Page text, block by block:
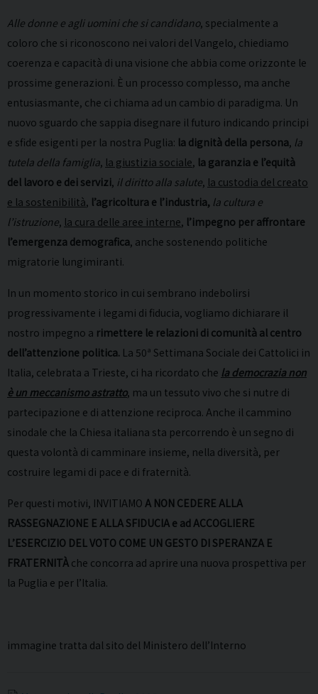
Alle donne e agli uomini che si candidano, specialmente a
coloro che si riconoscono nei valori del Vangelo, chiediamo
coerenza e capacità di una visione che abbia come orizzonte le
prossime generazioni. È un processo complesso, ma anche
entusiasmante, che ci chiama ad un cambio di paradigma. Un
nuovo sguardo che sappia disegnare il futuro indicando principi
e sfide esigenti per la nostra Puglia: la dignità della persona, la
tutela della famiglia, la giustizia sociale, la garanzia e l’equità
del lavoro e dei servizi, il diritto alla salute, la custodia del creato
e la sostenibilità, l’agricoltura e l’industria, la cultura e
l’istruzione, la cura delle aree interne, l’impegno per affrontare
l’emergenza demografica, anche sostenendo politiche
migratorie lungimiranti.
In un momento storico in cui sembrano indebolirsi
progressivamente i legami di fiducia, vogliamo dichiarare il
nostro impegno a rimettere le relazioni di comunità al centro
dell’attenzione politica. La 50ª Settimana Sociale dei Cattolici in
Italia, celebrata a Trieste, ci ha ricordato che la democrazia non
è un meccanismo astratto, ma un tessuto vivo che si nutre di
partecipazione e di attenzione reciproca. Anche il cammino
sinodale che la Chiesa italiana sta percorrendo è un segno di
questa volontà di camminare insieme, nella diversità, per
costruire legami di pace e di fraternità.
Per questi motivi, INVITIAMO A NON CEDERE ALLA
RASSEGNAZIONE E ALLA SFIDUCIA e ad ACCOGLIERE
L’ESERCIZIO DEL VOTO COME UN GESTO DI SPERANZA E
FRATERNITÀ che concorra ad aprire una nuova prospettiva per
la Puglia e per l’Italia.
immagine tratta dal sito del Ministero dell’Interno